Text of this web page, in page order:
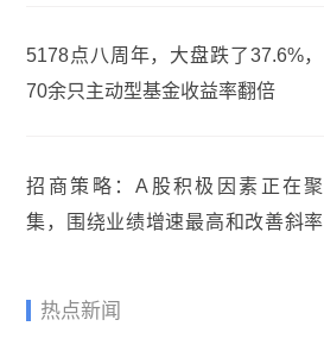
5178点八周年，大盘跌了37.6%，
70余只主动型基金收益率翻倍
招商策略：A股积极因素正在聚
集，围绕业绩增速最高和改善斜率
热点新闻